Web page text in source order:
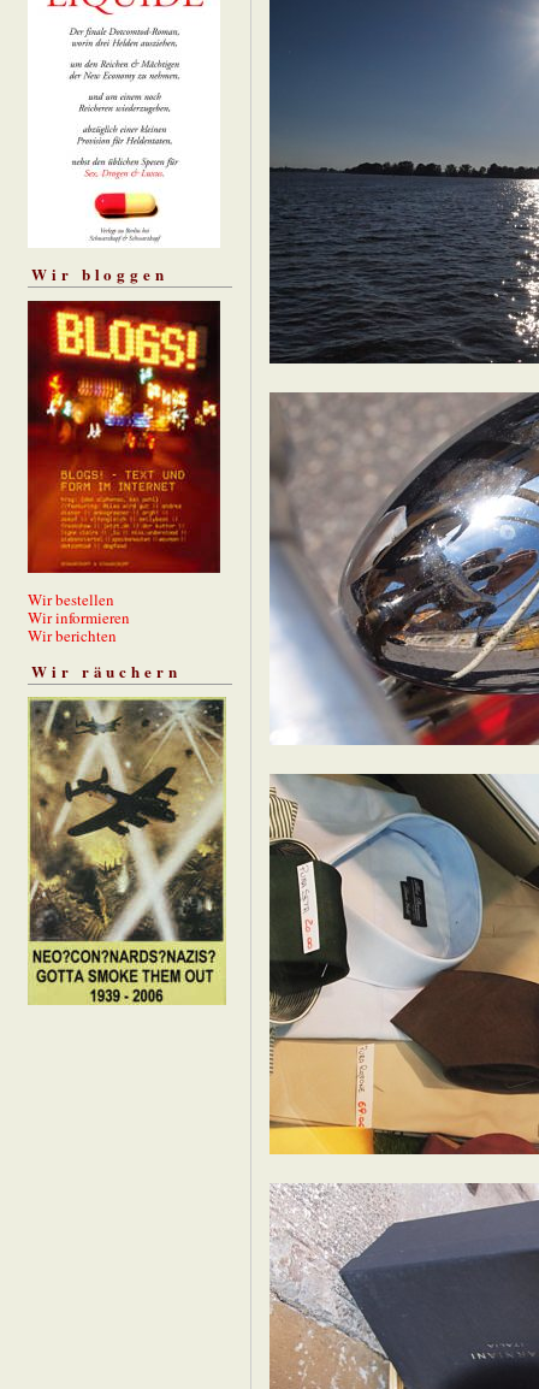
Wir bloggen
Wir bestellen
Wir informieren
Wir berichten
Wir räuchern